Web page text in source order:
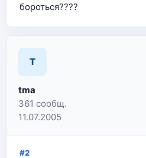
бороться????
T
tma
361 сообщ.
11.07.2005
#2